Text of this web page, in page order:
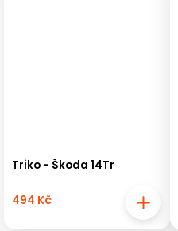
Triko - Škoda 14Tr
494 Kč